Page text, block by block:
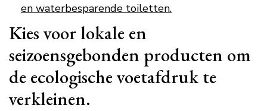
en waterbesparende toiletten.
Kies voor lokale en
seizoensgebonden producten om
de ecologische voetafdruk te
verkleinen.